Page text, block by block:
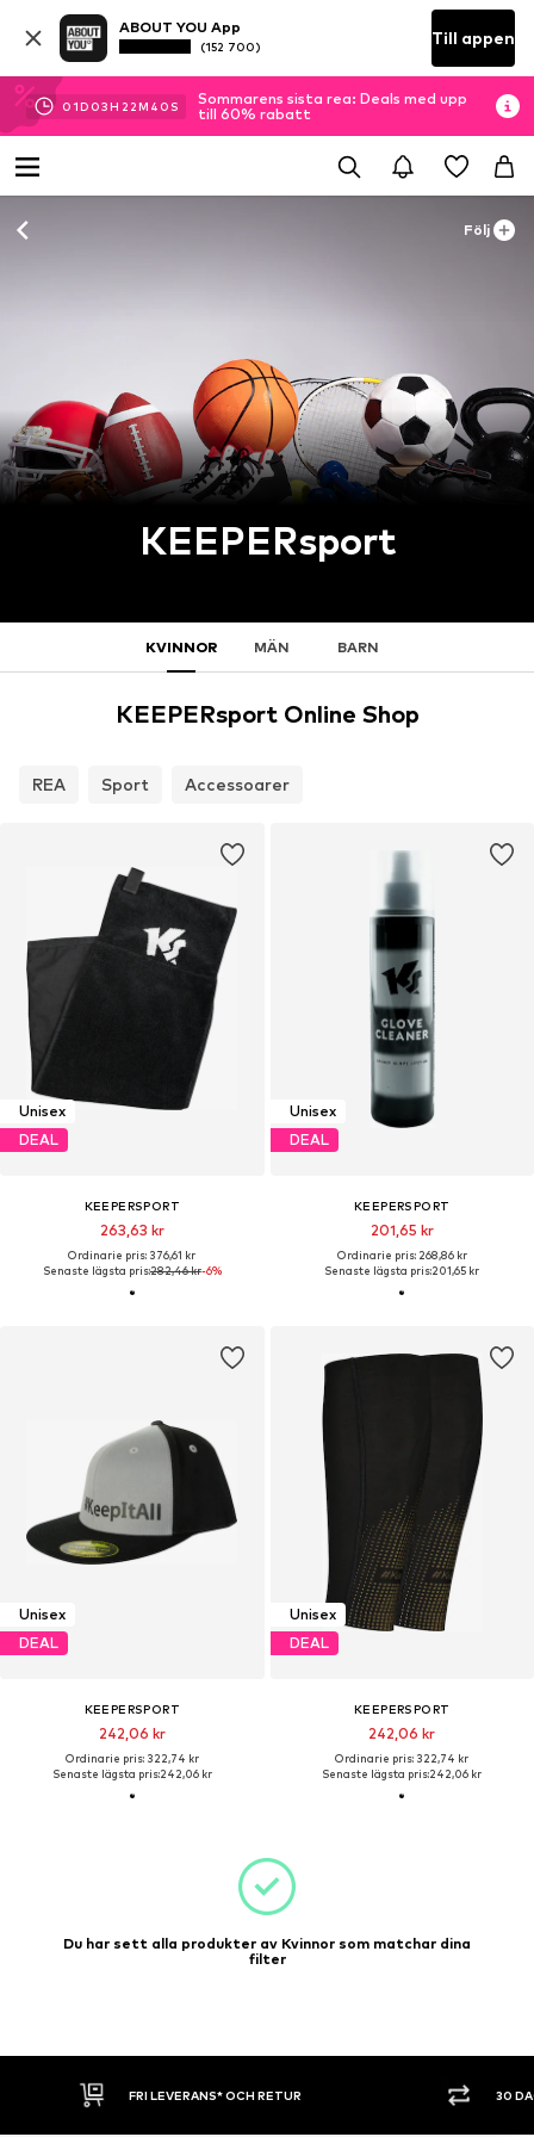
ABOUT YOU App
(152 700) Till appen
01D 03H 22M 38 S
Sommarens sista rea: Deals med upp
till 60% rabatt
Följ
KEEPERsport
KVINNOR MÄN BARN
KEEPERsport Online Shop
REA Sport Accessoarer
Unisex
DEAL
KEEPERSPORT
263,63 kr
Ordinarie pris: 376,61 kr
Senaste lägsta pris:282,46 kr-6%
Unisex
DEAL
KEEPERSPORT
201,65 kr
Ordinarie pris: 268,86 kr
Senaste lägsta pris:201,65 kr
Unisex
DEAL
KEEPERSPORT
242,06 kr
Ordinarie pris: 322,74 kr
Senaste lägsta pris:242,06 kr
Unisex
DEAL
KEEPERSPORT
242,06 kr
Ordinarie pris: 322,74 kr
Senaste lägsta pris:242,06 kr
Du har sett alla produkter av Kvinnor som matchar dina
filter
FRI LEVERANS* OCH RETUR 30